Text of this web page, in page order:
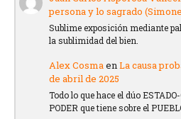
persona y lo sagrado
Sublime exposición mediante
la sublimidad del bien.
Alex CosmaenLa causa
de abril de 2025
Todo lo que hace el dúo
PODER que tiene sobre el